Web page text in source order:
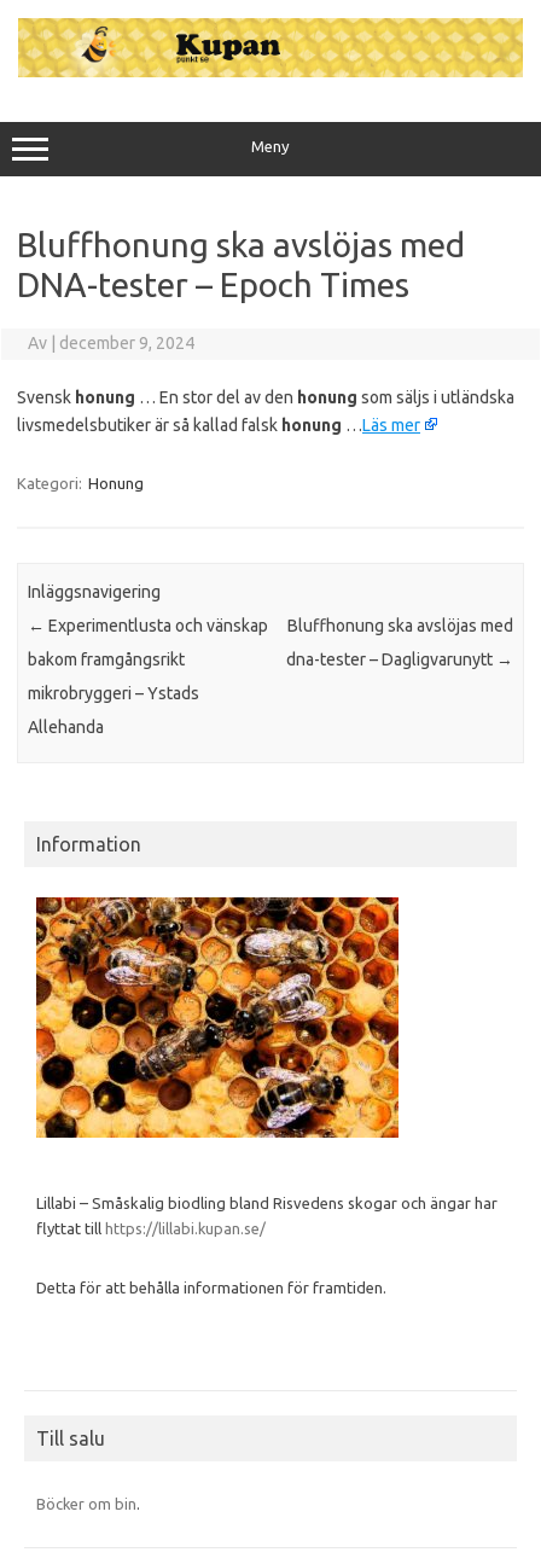
innehåll
Meny
Bluffhonung ska avslöjas med
DNA-tester – Epoch Times
Av december 9, 2024
Svensk honung … En stor del av den honung som säljs i utländska
livsmedelsbutiker är så kallad falsk honung …Läs mer
Kategori: Honung
Inläggsnavigering
← Experimentlusta och vänskap
bakom framgångsrikt
mikrobryggeri – Ystads
Allehanda
Bluffhonung ska avslöjas med
dna-tester – Dagligvarunytt →
Information
Lillabi – Småskalig biodling bland Risvedens skogar och ängar har
flyttat till https://lillabi.kupan.se/
Detta för att behålla informationen för framtiden.
Till salu
Böcker om bin.